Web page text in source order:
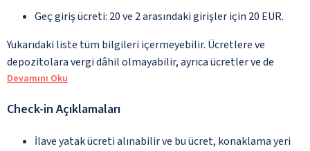
Geç giriş ücreti: 20 ve 2 arasındaki girişler için 20 EUR.
Yukarıdaki liste tüm bilgileri içermeyebilir. Ücretlere ve
depozitolara vergi dâhil olmayabilir, ayrıca ücretler ve de
Devamını Oku
Check-in Açıklamaları
İlave yatak ücreti alınabilir ve bu ücret, konaklama yeri